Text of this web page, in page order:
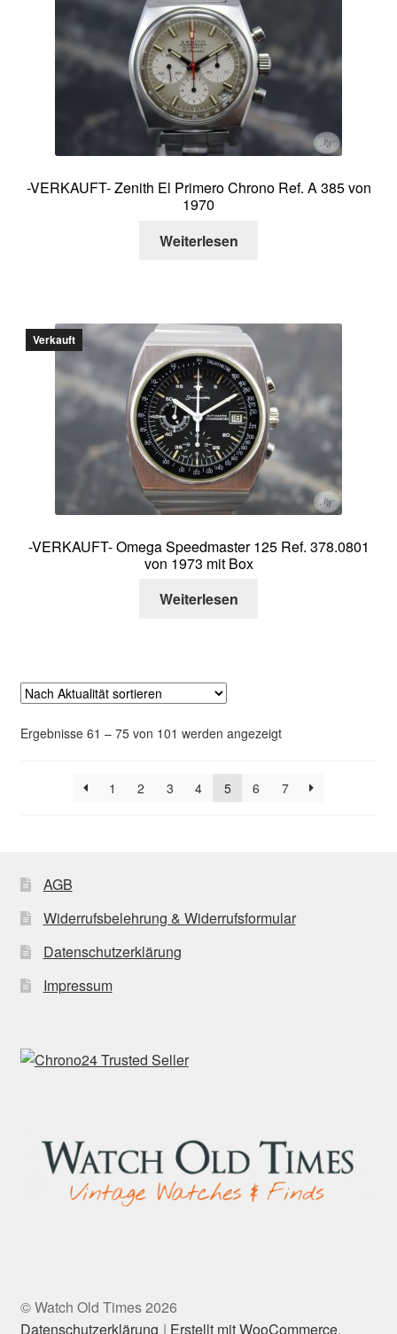
-VERKAUFT- Zenith El Primero Chrono Ref. A 385 von
1970
Weiterlesen
Verkauft
-VERKAUFT- Omega Speedmaster 125 Ref. 378.0801
von 1973 mit Box
Weiterlesen
Ergebnisse 61 – 75 von 101 werden angezeigtNach
1
2 3 4 5 6 7
AGB
Widerrufsbelehrung & Widerrufsformular
Datenschutzerklärung
Impressum
© Watch Old Times 2026
Datenschutzerklärung
Erstellt mit WooCommerce.